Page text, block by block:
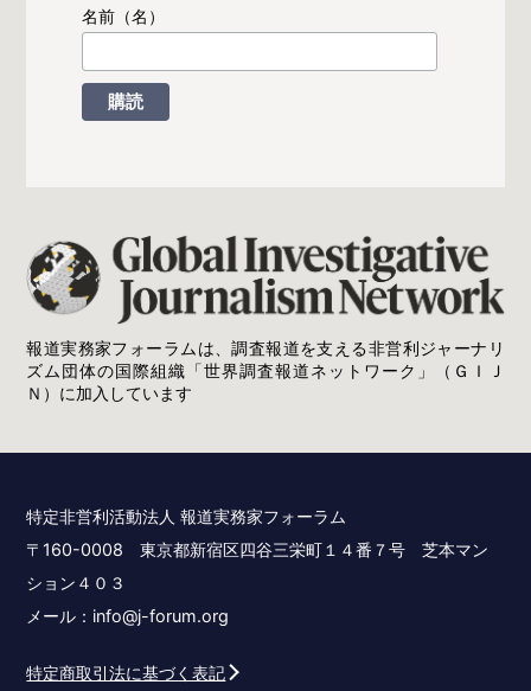
名前（名）
報道実務家フォーラムは、調査報道を支える非営利ジャーナリ
ズム団体の国際組織「世界調査報道ネットワーク」（ＧＩＪ
Ｎ）に加入しています
特定非営利活動法人 報道実務家フォーラム
〒160-0008 東京都新宿区四谷三栄町１４番７号 芝本マン
ション４０３
メール：info@j-forum.org
特定商取引法に基づく表記